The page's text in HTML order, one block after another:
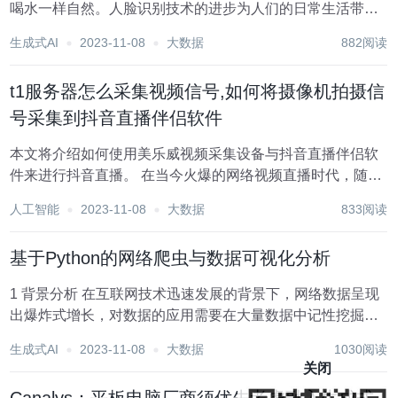
喝水一样自然。人脸识别技术的进步为人们的日常生活带来
华的 Real AI（瑞莱智慧）展示了一项简单的攻击技术：测试
生成式AI 2023-11-08 大数据 882阅读
t1服务器怎么采集视频信号,如何将摄像机拍摄信
号采集到抖音直播伴侣软件
本文将介绍如何使用美乐威视频采集设备与抖音直播伴侣软
件来进行抖音直播。 在当今火爆的网络视频直播时代，随时
是这种最简单的直播模式往往效果一般，无法满足部分用户
人工智能 2023-11-08 大数据 833阅读
基于Python的网络爬虫与数据可视化分析
1 背景分析 在互联网技术迅速发展的背景下，网络数据呈现
出爆炸式增长，对数据的应用需要在大量数据中记性挖掘搜
息，还要帮助人们找到需要的结果被人们所应用。信息数据
的处理就需要爬虫技术加以应用来收集网络信...
生成式AI 2023-11-08 大数据 1030阅读
关闭